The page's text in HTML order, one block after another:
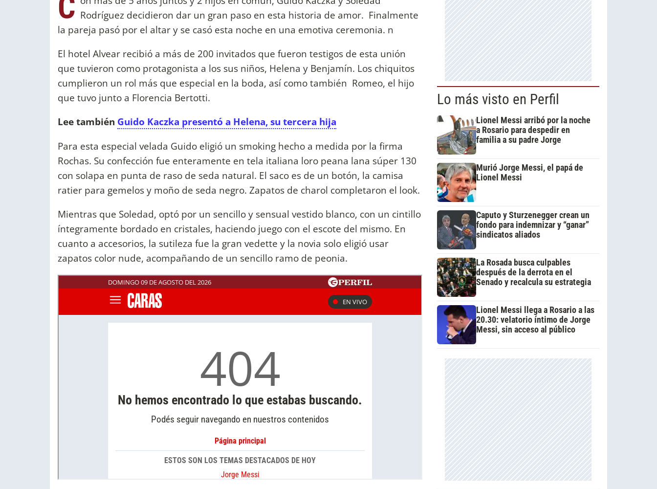
C Rodríguez decidieron dar un gran paso en esta historia de amor. Finalmente
la pareja pasó por el altar y se casó esta noche en una emotiva ceremonia. n
El hotel Alvear recibió a más de 200 invitados que fueron testigos de esta unión
que tuvieron como protagonista a los sus niños, Helena y Benjamín. Los chiquitos
cumplieron un rol más que especial en la boda, así como también Romeo, el hijo
que tuvo junto a Florencia Bertotti.
Lee también Guido Kaczka presentó a Helena, su tercera hija
Para esta especial velada Guido eligió un smoking hecho a medida por la firma
Rochas. Su confección fue enteramente en tela italiana loro peana lana súper 130
con solapa en punta de raso de seda natural. El saco es de un botón, la camisa
ratier para gemelos y moño de seda negro. Zapatos de charol completaron el look.
Mientras que Soledad, optó por un sencillo y sensual vestido blanco, con un cintillo
íntegramente bordado en cristales, haciendo juego con el escote del mismo. En
cuanto a accesorios, la sutileza fue la gran vedette y la novia solo eligió usar
zapatos color nude, acompañando de un sencillo ramo de peonia.
Lo más visto en Perfil
Lionel Messi arribó por la noche
a Rosario para despedir en
familia a su padre Jorge
Murió Jorge Messi, el papá de
Lionel Messi
Caputo y Sturzenegger crean un
fondo para indemnizar y “ganar”
sindicatos aliados
La Rosada busca culpables
después de la derrota en el
Senado y recalcula su estrategia
Lionel Messi llega a Rosario a las
20.30: velatorio íntimo de Jorge
Messi, sin acceso al público